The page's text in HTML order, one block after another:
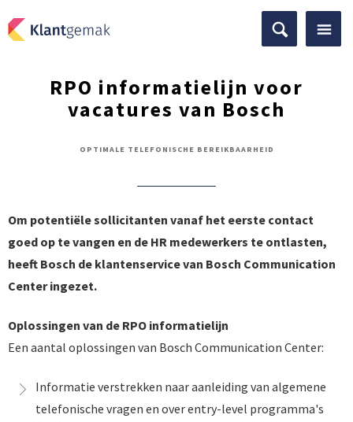
RPO informatielijn voor
vacatures van Bosch
OPTIMALE TELEFONISCHE BEREIKBAARHEID
Om potentiële sollicitanten vanaf het eerste contact
goed op te vangen en de HR medewerkers te ontlasten,
heeft Bosch de klantenservice van Bosch Communication
Center ingezet.
Oplossingen van de RPO informatielijn
Een aantal oplossingen van Bosch Communication Center:
Informatie verstrekken naar aanleiding van algemene
telefonische vragen en over entry-level programma's